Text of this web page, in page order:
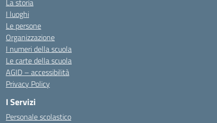
La storia
I luoghi
Le persone
Organizzazione
I numeri della scuola
Le carte della scuola
AGID – accessibilità
Privacy Policy
I Servizi
Personale scolastico